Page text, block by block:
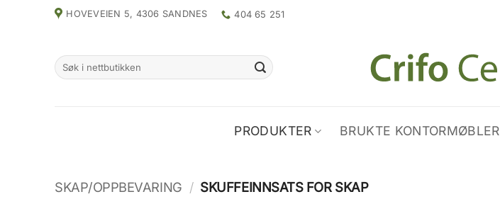
HOVEVEIEN 5, 4306 SANDNES 404 65 251
Search
for:
PRODUKTER BRUKTE KONTORMØBLER
SKAP/OPPBEVARING / SKUFFEINNSATS FOR SKAP